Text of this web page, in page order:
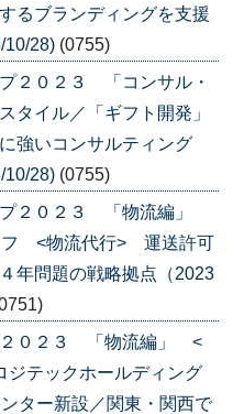
るブランディングを支援
10/28) (0755)
２０２３ 「コンサル・
イル／「ギフト開発」
強いコンサルティング
10/28) (0755)
プ２０２３ 「物流編」
フ <物流代行> 運送許可
年問題の戦略拠点（2023
２０２３ 「物流編」 <
テックホールディング
ー新設／関東・関西で